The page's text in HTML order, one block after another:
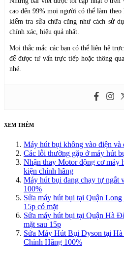
cao đến 99% mọi người có thể làm
kiểm tra sửa chữa cũng như cách sử
chính xác, hiệu quả nhất.
Mọi thắc mắc các bạn có thể liên hệ
để được tư vấn trực tiếp hoặc thông
nhé.
XEM THÊM
Máy hút bụi không vào điện và
Các lỗi thường gặp ở máy hút
Nhận thay Motor động cơ máy
kiện chính hãng
Máy hút bụi đang chạy tự ngắt
100%
Sửa máy hút bụi tại Quận
15p có mặt
Sửa máy hút bụi tại Quận Hà
mặt sau 15p
Sửa Máy Hút Bụi Dyson tại
Chính Hãng 100%